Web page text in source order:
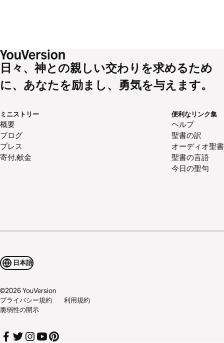
日々、神との親しい交わりを求めるため
に、あなたを励まし、勇気を与えます。
ミニストリー
概要
ブログ
プレス
寄付,献金
便利なリンク集
ヘルプ
聖書の訳
オーディオ聖書
聖書の言語
今日の聖句
日本語
©2026YouVersion
プライバシー規約
利用規約
脆弱性の開示